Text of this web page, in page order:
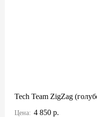
Tech Team ZigZag
Цена: 4 850 р.